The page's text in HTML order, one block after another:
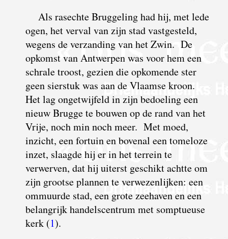
Als rasechte Bruggeling had hij, met lede
ogen, het verval van zijn stad vastgesteld,
wegens de verzanding van het Zwin. De
opkomst van Antwerpen was voor hem een
schrale troost, gezien die opkomende ster
geen sierstuk was aan de Vlaamse kroon.
Het lag ongetwijfeld in zijn bedoeling een
nieuw Brugge te bouwen op de rand van het
Vrije, noch min noch meer. Met moed,
inzicht, een fortuin en bovenal een tomeloze
inzet, slaagde hij er in het terrein te
verwerven, dat hij uiterst geschikt achtte om
zijn grootse plannen te verwezenlijken: een
ommuurde stad, een grote zeehaven en een
belangrijk handelscentrum met somptueuse
kerk (1).